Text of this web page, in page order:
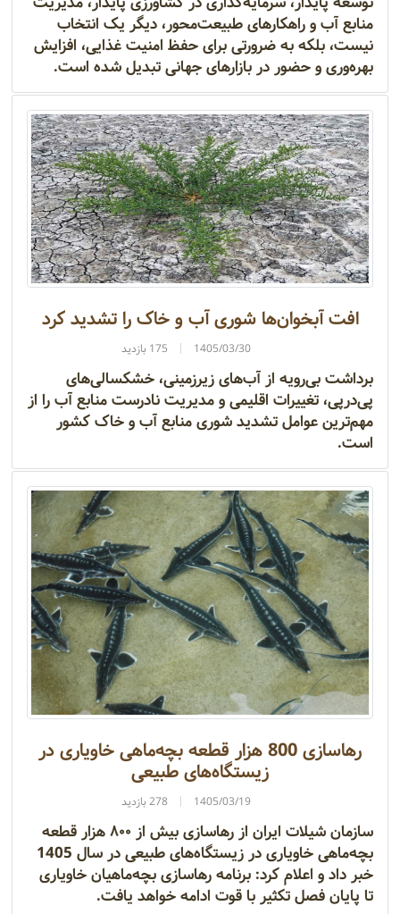
منابع آب و راهکارهای طبیعت‌محور، دیگر یک انتخاب
نیست، بلکه به ضرورتی برای حفظ امنیت غذایی، افزایش
بهره‌وری و حضور در بازارهای جهانی تبدیل شده است.
افت آبخوان‌ها شوری آب و خاک را تشدید کرد
1405/03/30 175 بازدید
برداشت بی‌رویه از آب‌های زیرزمینی، خشکسالی‌های
پی‌درپی، تغییرات اقلیمی و مدیریت نادرست منابع آب را از
مهم‌ترین عوامل تشدید شوری منابع آب و خاک کشور
است.
رهاسازی 800 هزار قطعه بچه‌ماهی خاویاری در
زیستگاه‌های طبیعی
1405/03/19 278 بازدید
سازمان شیلات ایران از رهاسازی بیش از ۸۰۰ هزار قطعه
بچه‌ماهی خاویاری در زیستگاه‌های طبیعی در سال 1405
خبر داد و اعلام کرد: برنامه رهاسازی بچه‌ماهیان خاویاری
تا پایان فصل تکثیر با قوت ادامه خواهد یافت.